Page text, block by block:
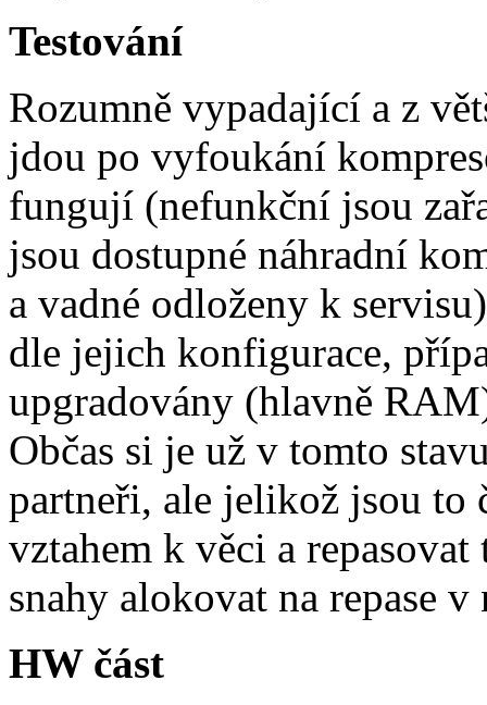
Testování
Rozumně vypadající a z
jdou po vyfoukání
fungují (nefunkční jsou
jsou dostupné náhradní
a vadné odloženy k
dle jejich konfigurace,
upgradovány (hlavně
Občas si je už v tomto
partneři, ale jelikož jsou to
vztahem k věci a
snahy alokovat na repase
HW část